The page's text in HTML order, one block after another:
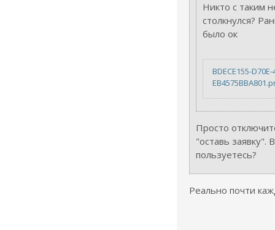
Никто с таким
столкнулся?
было ок
BDECE155-
Просто
"оставь заявку".
пользуетесь?
Реально почти